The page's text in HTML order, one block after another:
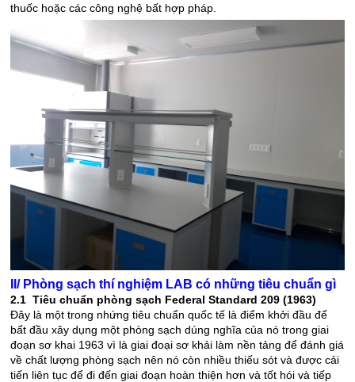
thuốc hoặc các công nghệ bất hợp pháp.
II/ Phòng sạch thí nghiệm LAB có những tiêu chuẩn gì
2.1 Tiêu chuẩn phòng sạch Federal Standard 209 (1963)
Đây là một trong nhứng tiêu chuẩn quốc tế là điểm khởi đầu để
bất đầu xây dụng một phòng sạch dúng nghĩa của nó trong giai
đoạn sơ khai 1963 vì là giai đoại sơ khải làm nền tảng để đánh giá
về chất lượng phòng sạch nên nó còn nhiều thiếu sót và được cải
tiến liên tục để đi đến giai đoạn hoàn thiện hơn và tốt hói và tiếp